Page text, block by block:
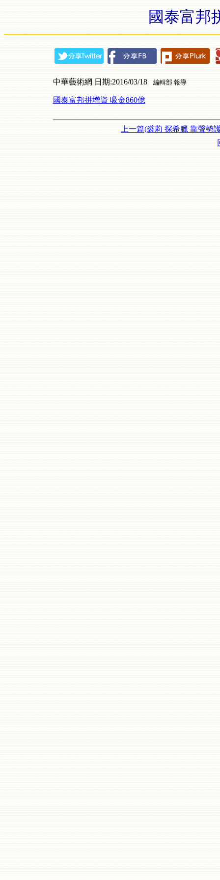
國泰富邦
中華藝術網 日期:2016/03/18 編輯部 報導
國泰富邦拼增資 吸金860億
上一篇(裘莉 探希臘 靠聲勢